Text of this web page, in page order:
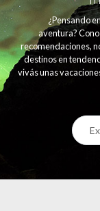
¿Pensando
aventura?
recomendaciones,
destinos en
vivás unas